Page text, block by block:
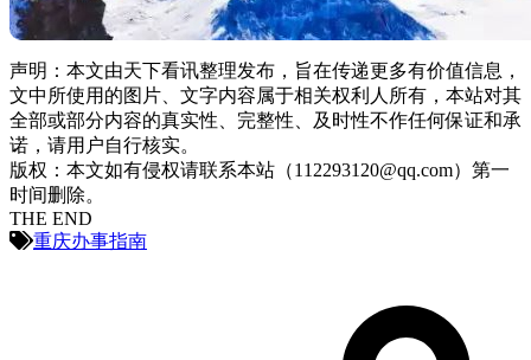
声明：本文由天下看讯整理发布，旨在传递更多有价值信息，
文中所使用的图片、文字内容属于相关权利人所有，本站对其
全部或部分内容的真实性、完整性、及时性不作任何保证和承
诺，请用户自行核实。
版权：本文如有侵权请联系本站（112293120@qq.com）第一
时间删除。
THE END
重庆办事指南